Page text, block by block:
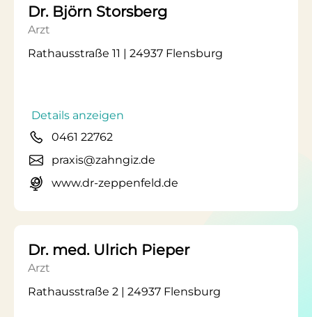
Dr. Björn Storsberg
Arzt
Rathausstraße 11 | 24937 Flensburg
Details anzeigen
0461 22762
praxis@zahngiz.de
www.dr-zeppenfeld.de
Dr. med. Ulrich Pieper
Arzt
Rathausstraße 2 | 24937 Flensburg